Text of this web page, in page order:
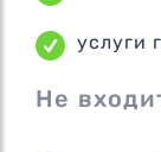
услуги
Не